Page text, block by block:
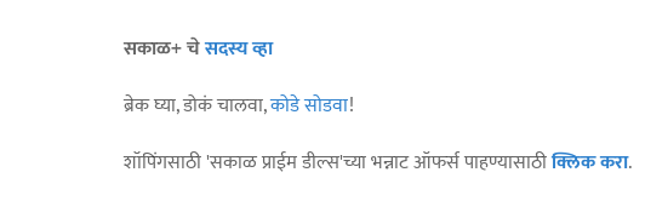
सकाळ+ चेसदस्य व्हा
ब्रेक घ्या, डोकं चालवा,कोडे सोडवा!
शॉपिंगसाठी 'सकाळ प्राईम डील्स'च्या भन्नाट ऑफर्स पाहण्यासाठीक्लिक करा.